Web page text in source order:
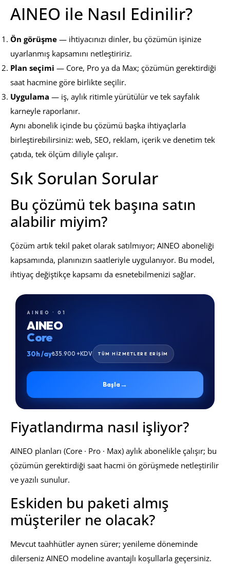
AINEO ile Nasıl Edinilir?
Ön görüşme — ihtiyacınızı dinler, bu çözümün işinize
uyarlanmış kapsamını netleştiririz.
Plan seçimi — Core, Pro ya da Max; çözümün gerektirdiği
saat hacmine göre birlikte seçilir.
Uygulama — iş, aylık ritimle yürütülür ve tek sayfalık
karneyle raporlanır.
Aynı abonelik içinde bu çözümü başka ihtiyaçlarla
birleştirebilirsiniz: web, SEO, reklam, içerik ve denetim tek
çatıda, tek ölçüm diliyle çalışır.
Sık Sorulan Sorular
Bu çözümü tek başına satın
alabilir miyim?
Çözüm artık tekil paket olarak satılmıyor; AINEO aboneliği
kapsamında, planınızın saatleriyle uygulanıyor. Bu model,
ihtiyaç değiştikçe kapsamı da esnetebilmenizi sağlar.
AINEO · 01
AINEO
Core
30h /ay₺35.900 +KDV TÜM HİZMETLERE ERİŞİM
Başla →
Fiyatlandırma nasıl işliyor?
AINEO planları (Core · Pro · Max) aylık abonelikle çalışır; bu
çözümün gerektirdiği saat hacmi ön görüşmede netleştirilir
ve yazılı sunulur.
Eskiden bu paketi almış
müşteriler ne olacak?
Mevcut taahhütler aynen sürer; yenileme döneminde
dilerseniz AINEO modeline avantajlı koşullarla geçersiniz.